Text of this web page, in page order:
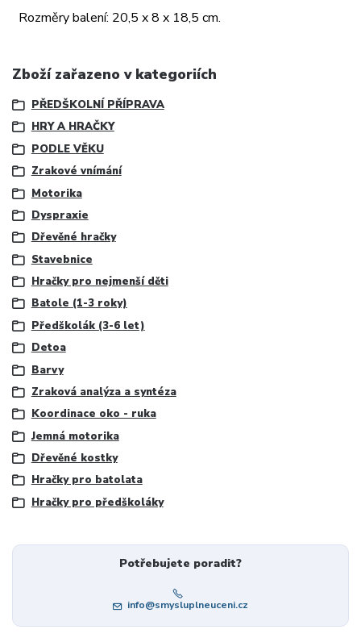
Rozměry balení: 20,5 x 8 x 18,5 cm.
Zboží zařazeno v kategoriích
PŘEDŠKOLNÍ PŘÍPRAVA
HRY A HRAČKY
PODLE VĚKU
Zrakové vnímání
Motorika
Dyspraxie
Dřevěné hračky
Stavebnice
Hračky pro nejmenší děti
Batole (1-3 roky)
Předškolák (3-6 let)
Detoa
Barvy
Zraková analýza a syntéza
Koordinace oko - ruka
Jemná motorika
Dřevěné kostky
Hračky pro batolata
Hračky pro předškoláky
Potřebujete poradit?
info@smysluplneuceni.cz